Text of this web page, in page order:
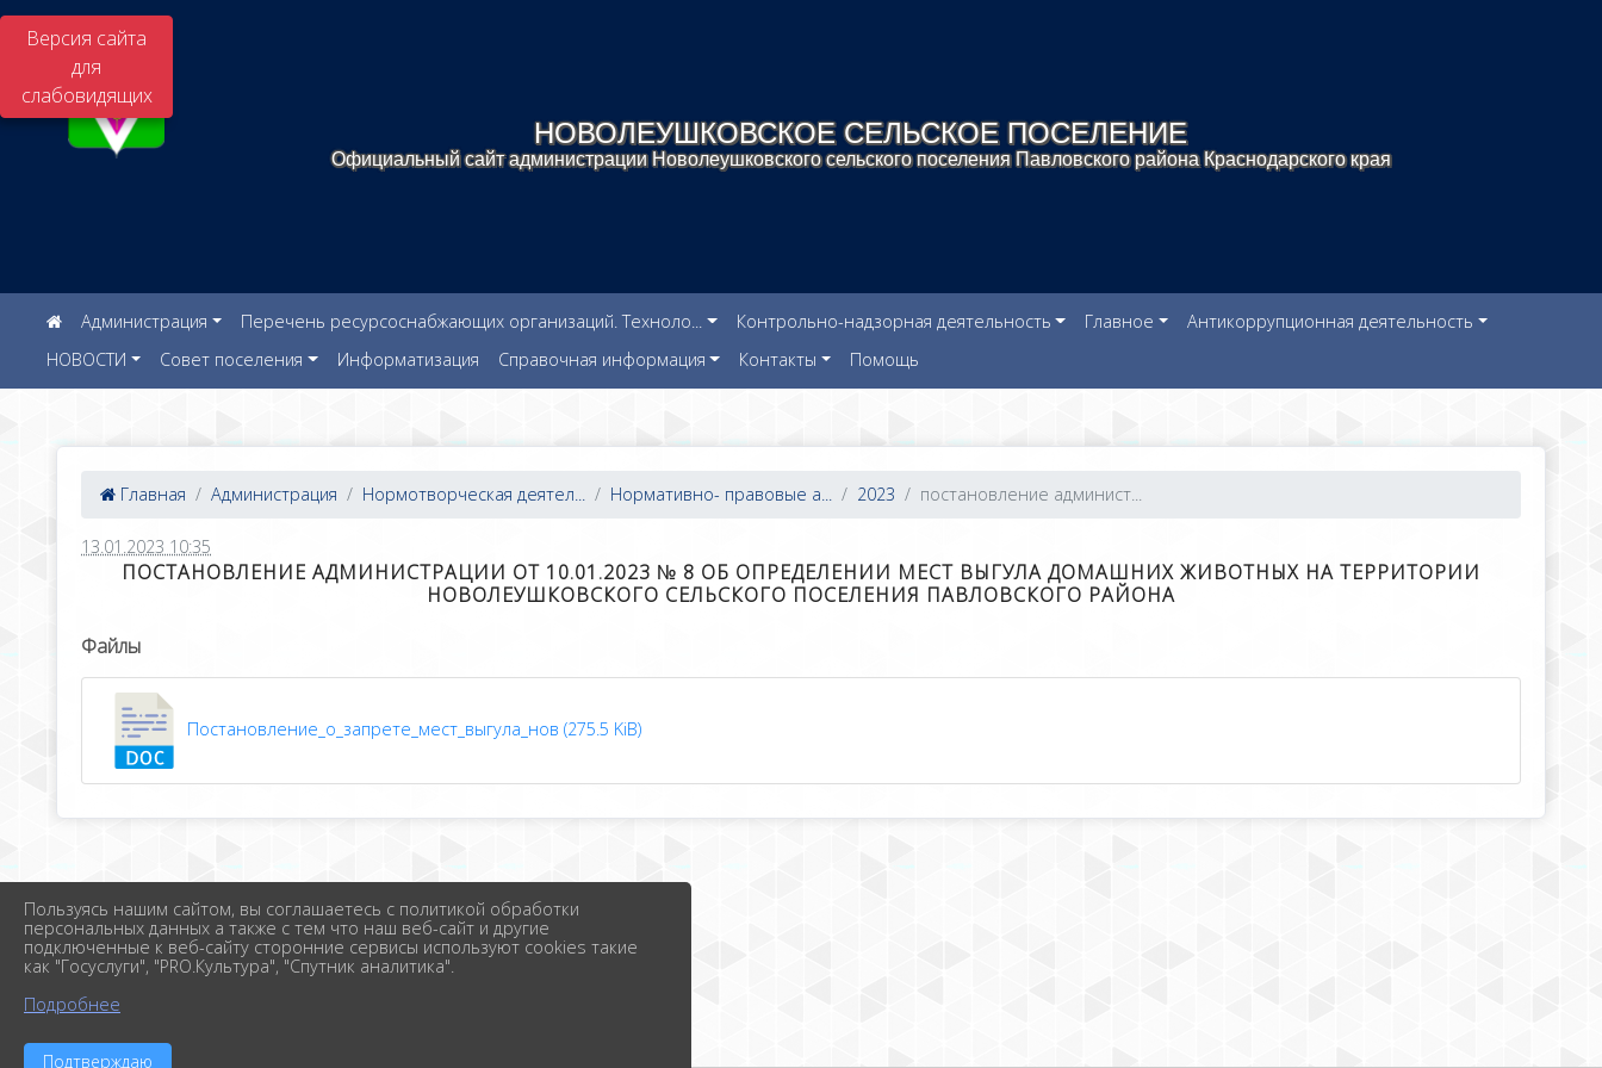
Версия сайта
для
слабовидящих
НОВОЛЕУШКОВСКОЕ СЕЛЬСКОЕ ПОСЕЛЕНИЕ
Официальный сайт администрации Новолеушковского сельского поселения Павловского района Краснодарского края
Администрация Перечень ресурсоснабжающих организаций. Техноло... Контрольно-надзорная деятельность Главное
Антикоррупционная деятельность
НОВОСТИ
Совет поселения Информатизация Справочная информация Контакты Помощь
Главная Администрация Нормотворческая деятел... Нормативно- правовые а... 2023 постановление админист...
13.01.2023 10:35
ПОСТАНОВЛЕНИЕ АДМИНИСТРАЦИИ ОТ 10.01.2023 № 8 ОБ ОПРЕДЕЛЕНИИ МЕСТ ВЫГУЛА ДОМАШНИХ ЖИВОТНЫХ НА ТЕРРИТОРИИ
НОВОЛЕУШКОВСКОГО СЕЛЬСКОГО ПОСЕЛЕНИЯ ПАВЛОВСКОГО РАЙОНА
Файлы
Постановление_о_запрете_мест_выгула_нов (275.5 KiB)
Пользуясь нашим сайтом, вы соглашаетесь с политикой обработки
персональных данных а также с тем что наш веб-сайт и другие
подключенные к веб-сайту сторонние сервисы используют cookies такие
как "Госуслуги", "PRO.Культура", "Спутник аналитика".
Подробнее
Подтверждаю